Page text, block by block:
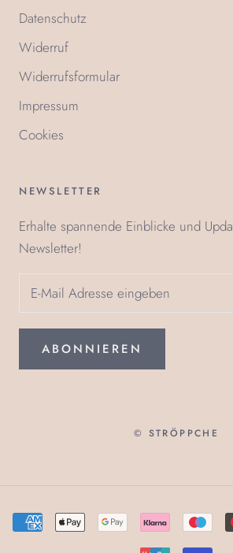
Datenschutz
Widerruf
Widerrufsformular
Impressum
Cookies
NEWSLETTER
Erhalte spannende Einblicke und
Newsletter!
ABONNIEREN
© STRÖPPCHE